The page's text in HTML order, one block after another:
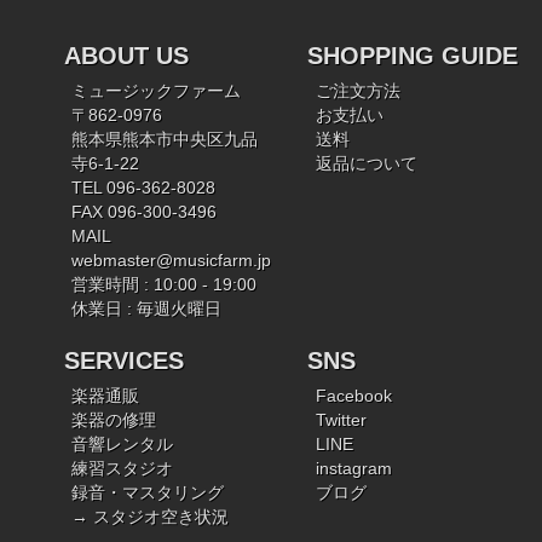
ABOUT US
ミュージックファーム
〒862-0976
熊本県熊本市中央区九品
寺6-1-22
TEL 096-362-8028
FAX 096-300-3496
MAIL
webmaster@musicfarm.jp
営業時間 : 10:00 - 19:00
休業日 : 毎週火曜日
SHOPPING GUIDE
ご注文方法
お支払い
送料
返品について
SERVICES
楽器通販
楽器の修理
音響レンタル
練習スタジオ
録音・マスタリング
→ スタジオ空き状況
SNS
Facebook
Twitter
LINE
instagram
ブログ